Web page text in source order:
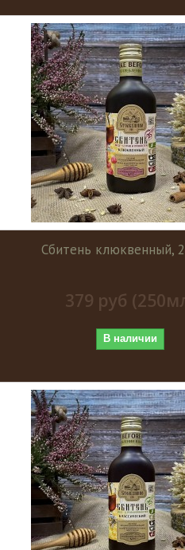
Сбитень клюквенный,
379 руб
В наличии